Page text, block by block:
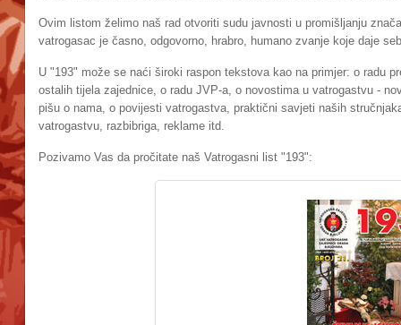
Ovim listom želimo naš rad otvoriti sudu javnosti u promišljanju
vatrogasac je časno, odgovorno, hrabro, humano zvanje koje daje
U "193" može se naći široki raspon tekstova kao na primjer: o radu
ostalih tijela zajednice, o radu JVP-a, o novostima u vatrogastvu -
pišu o nama, o povijesti vatrogastva, praktični savjeti naših
vatrogastvu, razbibriga, reklame itd.
Pozivamo Vas da pročitate naš Vatrogasni list "193":